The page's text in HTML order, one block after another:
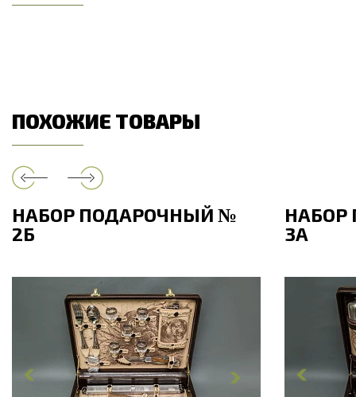
ПОХОЖИЕ ТОВАРЫ
НАБОР ПОДАРОЧНЫЙ №
2Б
3А